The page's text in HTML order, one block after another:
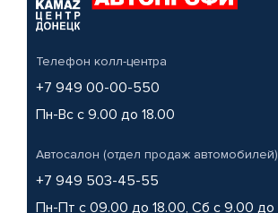
Телефон колл-центра
+7 949 00-00-550
Пн-Вс с 9.00 до 18.00
Автосалон (отдел продаж автомобилей)
+7 949 503-45-55
Пн-Пт с 09.00 до 18.00, Сб с 9.00 до